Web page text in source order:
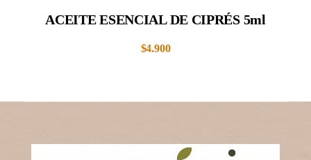
ACEITE ESENCIAL DE CIPRÉS 5ml
$4.900